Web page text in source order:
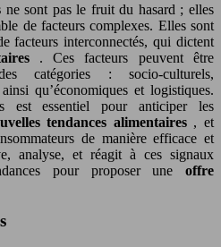
ne sont pas le fruit du hasard ; elles
de facteurs complexes. Elles sont
facteurs interconnectés, qui dictent
. Ces facteurs peuvent être
catégories : socio-culturels,
qu’économiques et logistiques.
est essentiel pour anticiper les
tendances alimentaires , et
de manière efficace et
analyse, et réagit à ces signaux
pour proposer une offre